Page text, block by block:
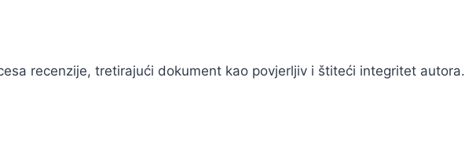
recenzije, tretirajući dokument kao povjerljiv i štiteći integritet autora.